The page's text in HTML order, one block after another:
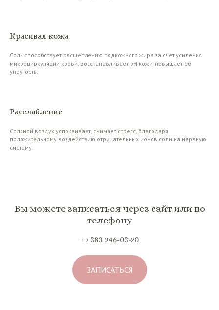
Красивая кожа
Соль способствует расщеплению подкожного жира за счет усиления
микроциркуляции крови, восстанавливает рН кожи, повышает ее
упругость.
Расслабление
Соляной воздух успокаивает, снимает стресс, благодаря
положительному воздействию отрицательных ионов соли на нервную
систему.
Вы можете записаться через сайт или по
телефону
+7 383 246-03-20
ЗАПИСАТЬСЯ